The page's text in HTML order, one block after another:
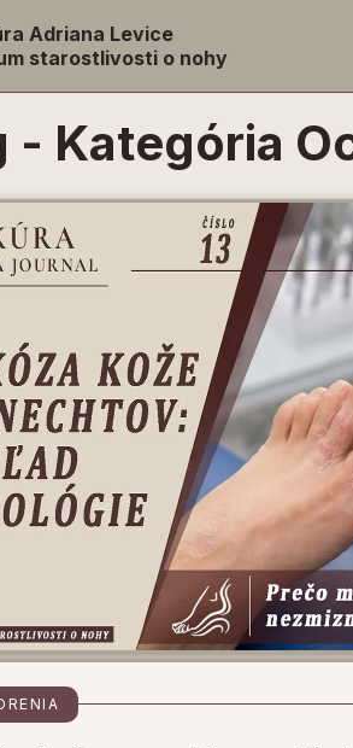
Adriana Levice
starostlivosti o nohy
- Kategória